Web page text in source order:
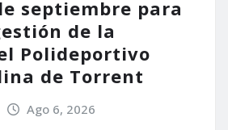
septiembre para
de la
Polideportivo
de Torrent
Ago 6, 2026